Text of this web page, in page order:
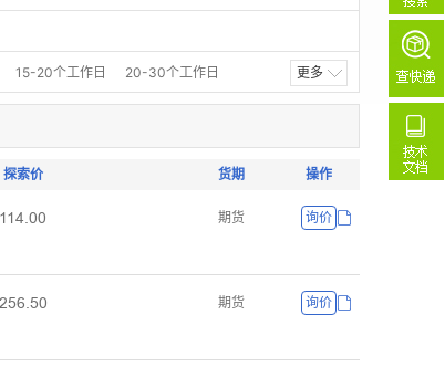
15-20个工作日
20-30个工作日
更多
探索价 货期 操作
ǝǝȂŤřř 期货 询价
ſœƧŤœř 期货 询价